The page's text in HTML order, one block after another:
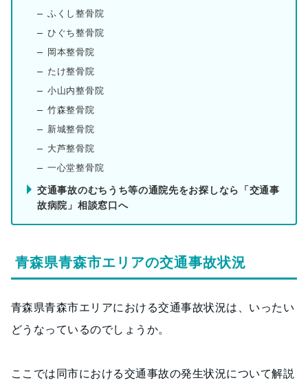
ふくし整骨院
ひぐち整骨院
岡本整骨院
たけ整骨院
小山内整骨院
竹森整骨院
新城整骨院
大芦整骨院
一心堂整骨院
交通事故のむちうち等の通院先をお探しなら「交通事
故病院」相談窓口へ
青森県青森市エリアの交通事故状況
青森県青森市エリアにおける交通事故状況は、いったい
どうなっているのでしょうか。
ここでは同市における交通事故の発生状況について解説